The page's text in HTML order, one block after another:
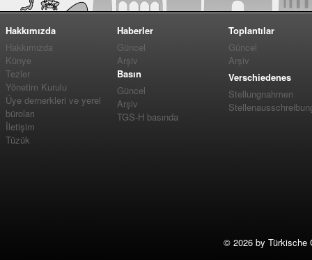
Hakkımızda
Hakkımızda
Künye
Tezler
Yönetim Kurulu
Üye dernerkleri ve yerel
büroları
İletişim
Tüzük
Haberler
Güncel
Arşiv
Basın
Güncel
Arşiv
TGS-H basında
Toplantılar
Güncel
Arşiv
Verschiedenes
Stellungnahmen
© 2026 by Türkische